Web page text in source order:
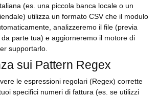
(es. una piccola banca locale o un
utilizza un formato CSV che il modulo
analizzeremo il file (previa
parte tua) e aggiorneremo il motore di
supportarlo.
sui Pattern Regex
le espressioni regolari (Regex) corrette
specifici numeri di fattura (es. se utilizzi